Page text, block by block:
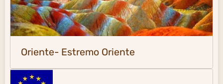
Oriente- Estremo Oriente